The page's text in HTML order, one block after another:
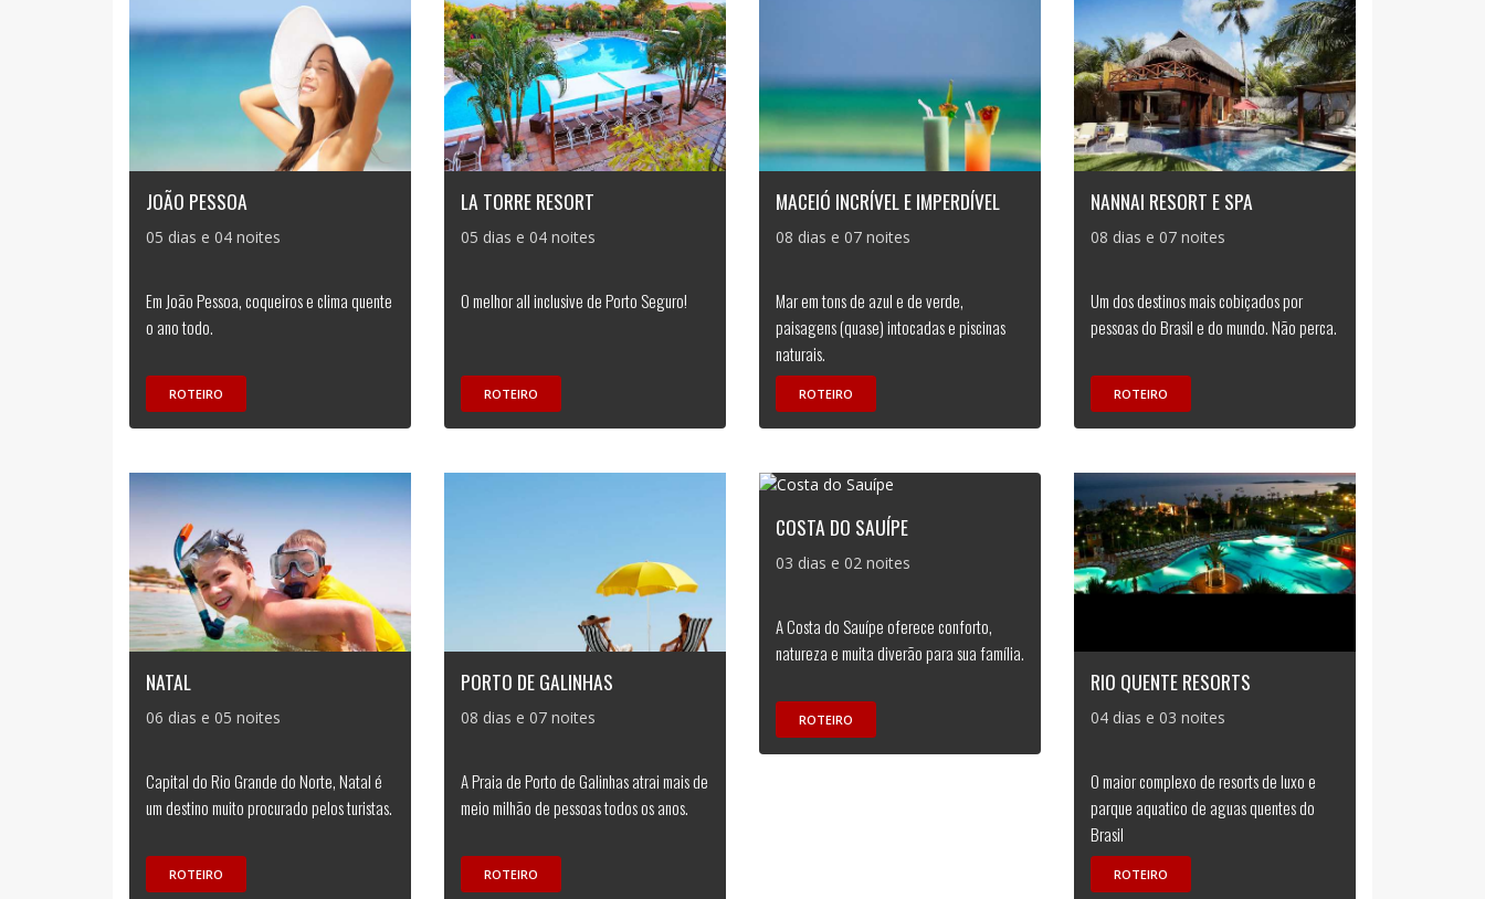
JOÃO PESSOA
05 dias e 04 noites
Em João Pessoa, coqueiros e clima quente
o ano todo.
ROTEIRO
LA TORRE RESORT
05 dias e 04 noites
O melhor all inclusive de Porto Seguro!
ROTEIRO
MACEIÓ INCRÍVEL E IMPERDÍVEL
08 dias e 07 noites
Mar em tons de azul e de verde,
paisagens (quase) intocadas e piscinas
naturais.
ROTEIRO
NANNAI RESORT E SPA
08 dias e 07 noites
Um dos destinos mais cobiçados por
pessoas do Brasil e do mundo. Não perca.
ROTEIRO
NATAL
06 dias e 05 noites
Capital do Rio Grande do Norte, Natal é
um destino muito procurado pelos turistas.
ROTEIRO
PORTO DE GALINHAS
08 dias e 07 noites
A Praia de Porto de Galinhas atrai mais de
meio milhão de pessoas todos os anos.
ROTEIRO
COSTA DO SAUÍPE
03 dias e 02 noites
A Costa do Sauípe oferece conforto,
natureza e muita diverão para sua família.
ROTEIRO
RIO QUENTE RESORTS
04 dias e 03 noites
O maior complexo de resorts de luxo e
parque aquatico de aguas quentes do
Brasil
ROTEIRO